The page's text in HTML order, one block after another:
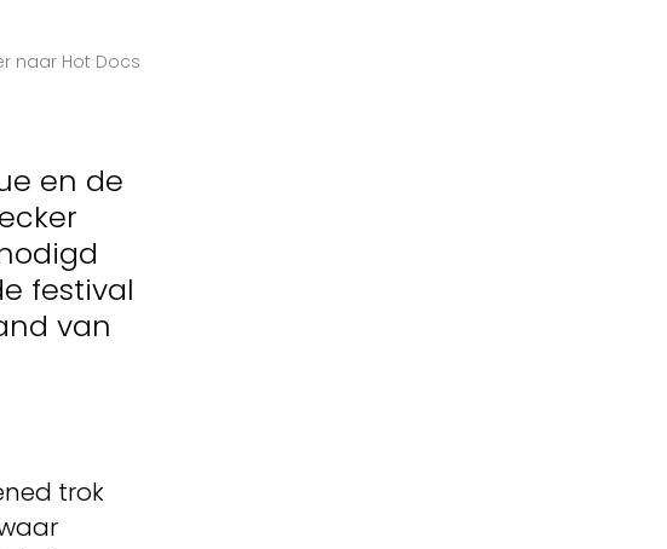
naar Hot Docs
en de
festival
van
trok